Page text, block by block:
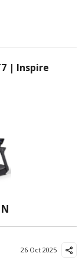
| Inspire
26 Oct 2025